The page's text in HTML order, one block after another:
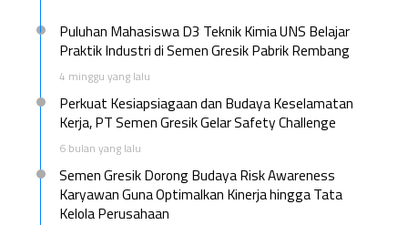
Puluhan Mahasiswa D3 Teknik Kimia UNS Belajar
Praktik Industri di Semen Gresik Pabrik Rembang
4 minggu yang lalu
Perkuat Kesiapsiagaan dan Budaya Keselamatan
Kerja, PT Semen Gresik Gelar Safety Challenge
6 bulan yang lalu
Semen Gresik Dorong Budaya Risk Awareness
Karyawan Guna Optimalkan Kinerja hingga Tata
Kelola Perusahaan